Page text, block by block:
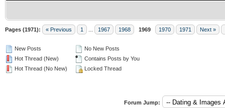
Pages (1971): « Previous 1 1967 1968 1969 1970 1971 Next »
New Posts
Hot Thread (New)
Hot Thread (No New)
No New Posts
Contains Posts by You
Locked Thread
Forum Jump: